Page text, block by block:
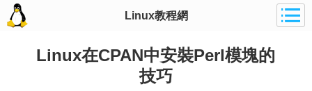
Linux教程網
Linux在CPAN中安裝Perl模塊的
技巧